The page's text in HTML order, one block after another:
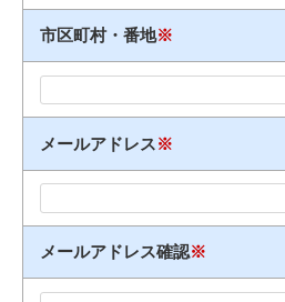
市区町村・番地※
メールアドレス※
メールアドレス確認※